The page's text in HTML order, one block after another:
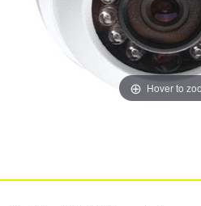
Hover to